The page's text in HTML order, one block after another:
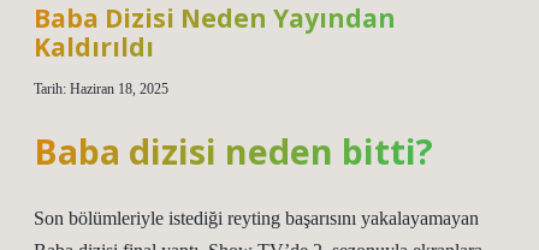
Baba Dizisi Neden Yayından
Kaldırıldı
Tarih: Haziran 18, 2025
Baba dizisi neden bitti?
Son bölümleriyle istediği reyting başarısını yakalayamayan